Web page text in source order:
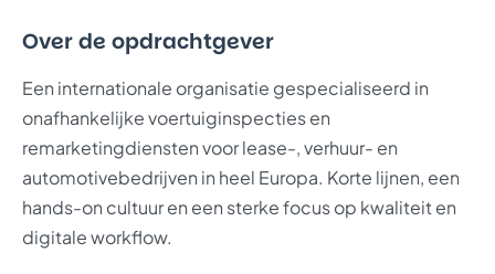
Over de opdrachtgever
Een internationale organisatie gespecialiseerd in
onafhankelijke voertuiginspecties en
remarketingdiensten voor lease-, verhuur- en
automotivebedrijven in heel Europa. Korte lijnen, een
hands-on cultuur en een sterke focus op kwaliteit en
digitale workflow.